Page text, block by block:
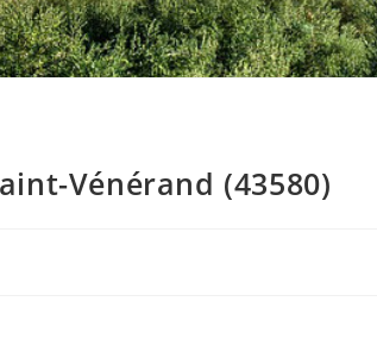
Vénérand (43580)